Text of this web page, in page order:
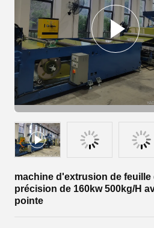
machine d'extrusion de feuille
précision de 160kw 500kg/H
pointe